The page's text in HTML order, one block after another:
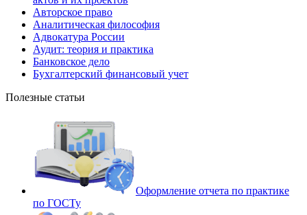
Авторское право
Аналитическая философия
Адвокатура России
Аудит: теория и практика
Банковское дело
Бухгалтерский финансовый учет
Полезные статьи
Оформление отчета по практике
по ГОСТу